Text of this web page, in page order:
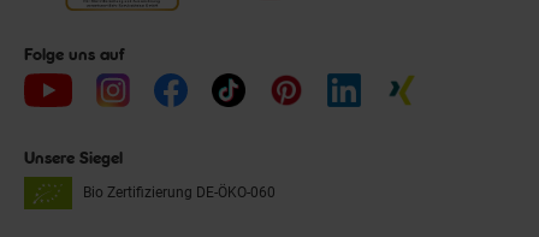
Folge uns auf
Unsere Siegel
Bio Zertifizierung DE-ÖKO-060